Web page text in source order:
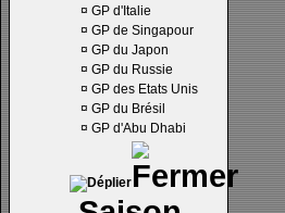
¤ GP d'Italie
¤ GP de Singapour
¤ GP du Japon
¤ GP du Russie
¤ GP des Etats Unis
¤ GP du Brésil
¤ GP d'Abu Dhabi